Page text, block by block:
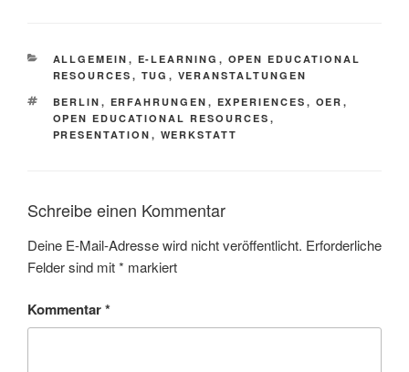
KATEGORIEN
ALLGEMEIN , E-LEARNING , OPEN EDUCATIONAL
RESOURCES , TUG , VERANSTALTUNGEN
SCHLAGWÖRTER
BERLIN , ERFAHRUNGEN , EXPERIENCES , OER ,
OPEN EDUCATIONAL RESOURCES ,
PRESENTATION , WERKSTATT
Schreibe einen Kommentar
Deine E-Mail-Adresse wird nicht veröffentlicht. Erforderliche
Felder sind mit* markiert
Kommentar*